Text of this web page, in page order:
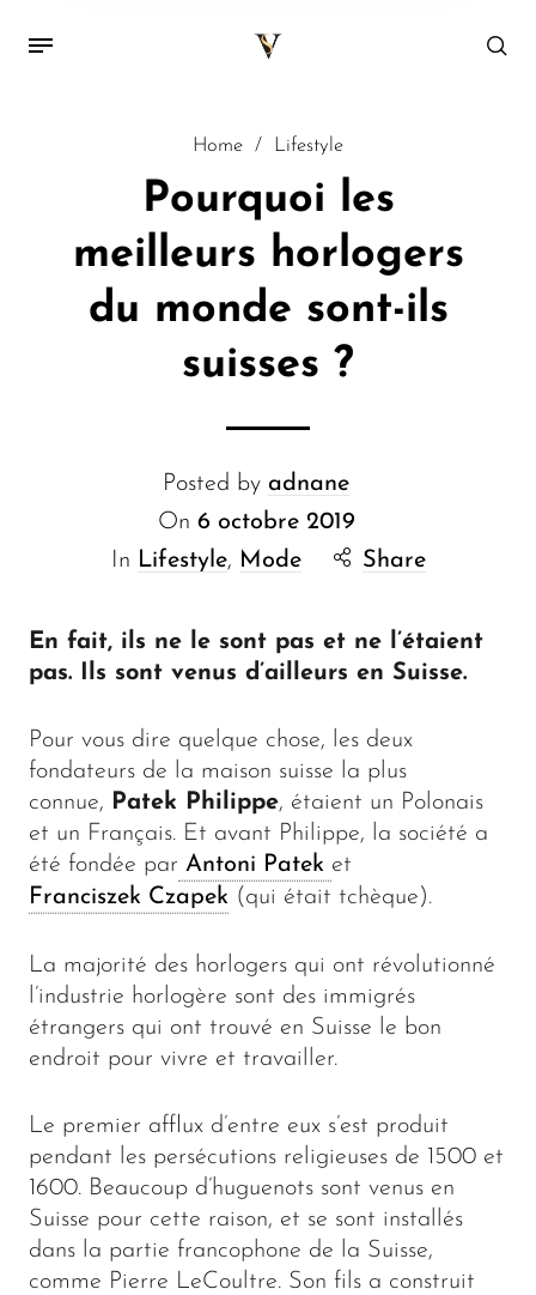
Home / Lifestyle
Pourquoi les
meilleurs horlogers
du monde sont-ils
suisses ?
Posted by adnane
On 6 octobre 2019
In Lifestyle, Mode Share
En fait, ils ne le sont pas et ne l’étaient
pas. Ils sont venus d’ailleurs en Suisse.
Pour vous dire quelque chose, les deux
fondateurs de la maison suisse la plus
connue, Patek Philippe, étaient un Polonais
et un Français. Et avant Philippe, la société a
été fondée par Antoni Patek et
Franciszek Czapek (qui était tchèque).
La majorité des horlogers qui ont révolutionné
l’industrie horlogère sont des immigrés
étrangers qui ont trouvé en Suisse le bon
endroit pour vivre et travailler.
Le premier afflux d’entre eux s’est produit
pendant les persécutions religieuses de 1500 et
1600. Beaucoup d’huguenots sont venus en
Suisse pour cette raison, et se sont installés
dans la partie francophone de la Suisse,
comme Pierre LeCoultre. Son fils a construit